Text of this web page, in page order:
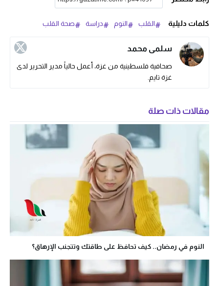
كلمات دليلية القلب النوم دراسة صحة القلب
سلمى محمد
صحافية فلسطينية من غزة، أعمل حالياً مدير التحرير لدى
غزة تايم.
مقالات ذات صلة
النوم في رمضان.. كيف تحافظ على طاقتك وتتجنب الإرهاق؟